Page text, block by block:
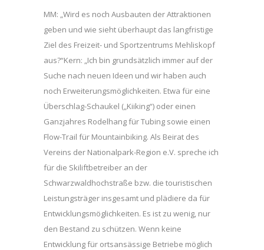
MM: „Wird es noch Ausbauten der Attraktionen
geben und wie sieht überhaupt das langfristige
Ziel des Freizeit- und Sportzentrums Mehliskopf
aus?“Kern: „Ich bin grundsätzlich immer auf der
Suche nach neuen Ideen und wir haben auch
noch Erweiterungsmöglichkeiten. Etwa für eine
Überschlag-Schaukel („Kiiking“) oder einen
Ganzjahres Rodelhang für Tubing sowie einen
Flow-Trail für Mountainbiking. Als Beirat des
Vereins der Nationalpark-Region e.V. spreche ich
für die Skiliftbetreiber an der
Schwarzwaldhochstraße bzw. die touristischen
Leistungsträger insgesamt und plädiere da für
Entwicklungsmöglichkeiten. Es ist zu wenig, nur
den Bestand zu schützen. Wenn keine
Entwicklung für ortsansässige Betriebe möglich